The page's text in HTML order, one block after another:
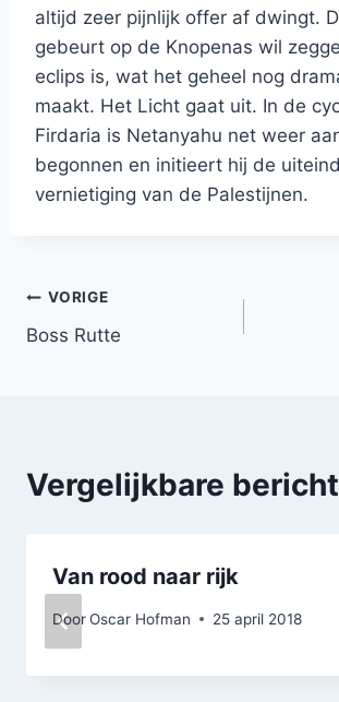
altijd zeer pijnlijk offer af dwingt.
gebeurt op de Knopenas wil
eclips is, wat het geheel nog
maakt. Het Licht gaat uit. In de
Firdaria is Netanyahu net weer
begonnen en initieert hij de
vernietiging van de Palestijnen.
Bericht
navigatie
VORIGE
Boss Rutte
Vergelijkbare
Van rood naar rijk
DoorOscar Hofman 25 april 2018